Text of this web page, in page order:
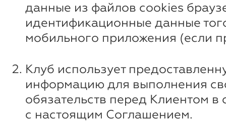
данные из файлов cookies
идентификационные данные
мобильного приложения (если
Клуб использует
информацию для выполнения
обязательств перед Клиентом в
с настоящим Соглашением.